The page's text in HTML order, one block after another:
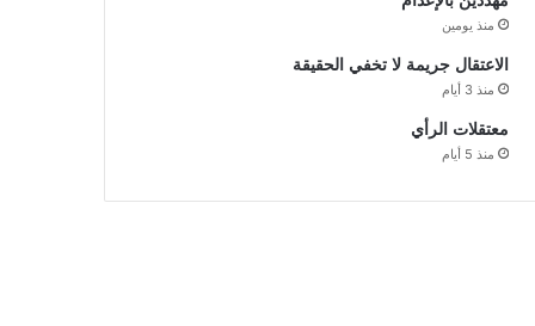
منذ يومين
الاعتقال جريمة لا تخفي الحقيقة
منذ 3 أيام
معتقلات الرأي
منذ 5 أيام